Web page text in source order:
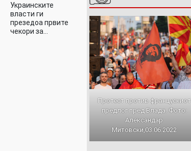
Украинските
власти ги
презедоа првите
чекори за…
Протест против францускиот
предлог пред Влада. Фото:
Александар
Митовски,03.06.2022